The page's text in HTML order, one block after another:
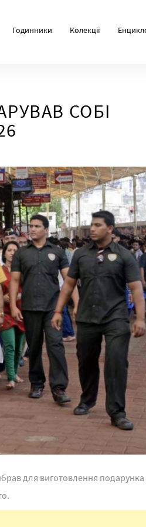
Годинники Колекції
СОБІ
для виготовлення подарунка